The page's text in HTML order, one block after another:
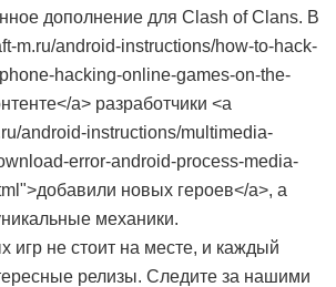
дополнение для Clash of Clans. В
m.ru/android-instructions/how-to-hack-
hacking-online-games-on-the-
a> разработчики <a
android-instructions/multimedia-
error-android-process-media-
новых героев</a>, а
механики.
не стоит на месте, и каждый
релизы. Следите за нашими